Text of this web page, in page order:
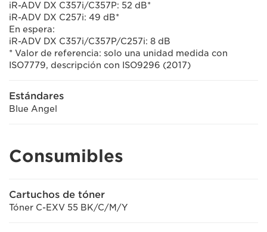
iR-ADV DX C357i/C357P: 52 dB*
iR-ADV DX C257i: 49 dB*
En espera:
iR-ADV DX C357i/C357P/C257i: 8 dB
* Valor de referencia: solo una unidad medida con
ISO7779, descripción con ISO9296 (2017)
Estándares
Blue Angel
Consumibles
Cartuchos de tóner
Tóner C-EXV 55 BK/C/M/Y